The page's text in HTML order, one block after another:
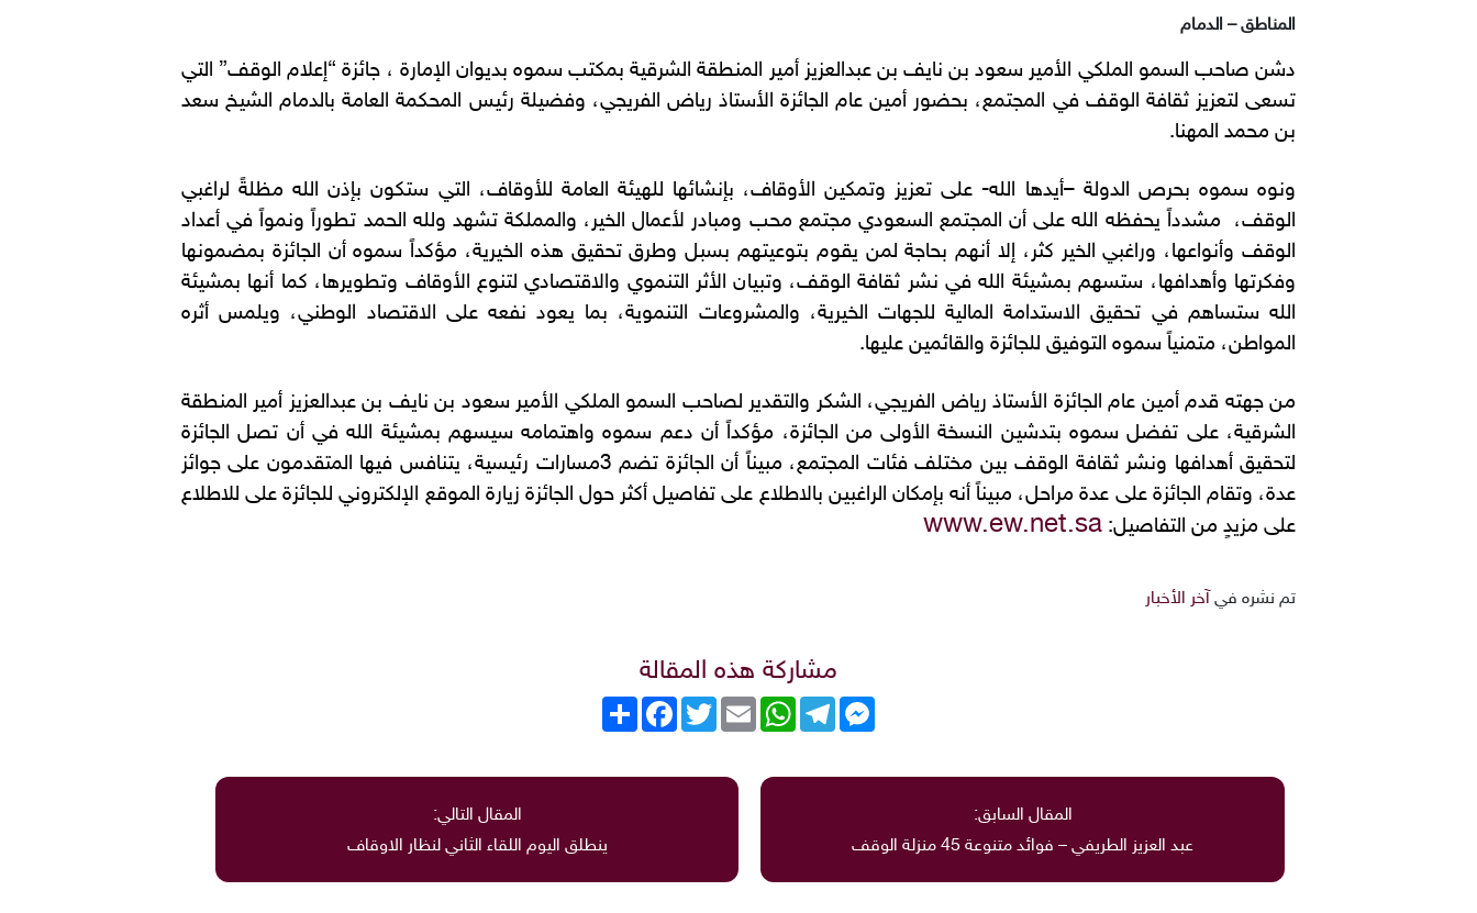
المناطق – الدمام
دشن صاحب السمو الملكي الأمير سعود بن نايف بن عبدالعزيز أمير المنطقة الشرقية بمكتب سموه بديوان الإمارة ، جائزة “إعلام الوقف” التي
تسعى لتعزيز ثقافة الوقف في المجتمع، بحضور أمين عام الجائزة الأستاذ رياض الفريجي، وفضيلة رئيس المحكمة العامة بالدمام الشيخ سعد
بن محمد المهنا.
ونوه سموه بحرص الدولة –أيدها الله- على تعزيز وتمكين الأوقاف، بإنشائها للهيئة العامة للأوقاف، التي ستكون بإذن الله مظلةً لراغبي
الوقف، مشدداً يحفظه الله على أن المجتمع السعودي مجتمع محب ومبادر لأعمال الخير، والمملكة تشهد ولله الحمد تطوراً ونمواً في أعداد
الوقف وأنواعها، وراغبي الخير كثر، إلا أنهم بحاجة لمن يقوم بتوعيتهم بسبل وطرق تحقيق هذه الخيرية، مؤكداً سموه أن الجائزة بمضمونها
وفكرتها وأهدافها، ستسهم بمشيئة الله في نشر ثقافة الوقف، وتبيان الأثر التنموي والاقتصادي لتنوع الأوقاف وتطويرها، كما أنها بمشيئة
الله ستساهم في تحقيق الاستدامة المالية للجهات الخيرية، والمشروعات التنموية، بما يعود نفعه على الاقتصاد الوطني، ويلمس أثره
المواطن، متمنياً سموه التوفيق للجائزة والقائمين عليها.
من جهته قدم أمين عام الجائزة الأستاذ رياض الفريجي، الشكر والتقدير لصاحب السمو الملكي الأمير سعود بن نايف بن عبدالعزيز أمير المنطقة
الشرقية، على تفضل سموه بتدشين النسخة الأولى من الجائزة، مؤكداً أن دعم سموه واهتمامه سيسهم بمشيئة الله في أن تصل الجائزة
لتحقيق أهدافها ونشر ثقافة الوقف بين مختلف فئات المجتمع، مبيناً أن الجائزة تضم 3مسارات رئيسية، يتنافس فيها المتقدمون على جوائز
عدة، وتقام الجائزة على عدة مراحل، مبيناً أنه بإمكان الراغبين بالاطلاع على تفاصيل أكثر حول الجائزة زيارة الموقع الإلكتروني للجائزة على للاطلاع
على مزيدٍ من التفاصيل: www.ew.net.sa
تم نشره في آخر الأخبار
مشاركة هذه المقالة
انشر
FacebookTwitterEmail
WhatsAppTelegram
Messenger
المقال السابق:
عبد العزيز الطريفي – فوائد متنوعة 45 منزلة الوقف
المقال التالي:
ينطلق اليوم اللقاء الثاني لنظار الاوقاف